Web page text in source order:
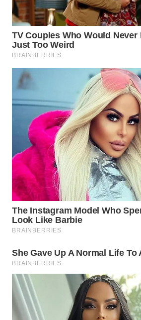
WAHANA
SPORT
WAHANA
UMKM
WAHANA
SELEB
WAHANA
PERSONA
WAHANA
OTOMOTIF
WAHANA
HEALTH
WAHANA
WISATA
LAPAK
WAHANA
Wahana